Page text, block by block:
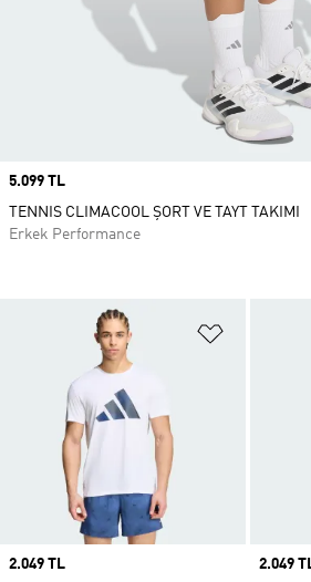
Favori
Price
2.049 TL
Price
2.049
Price
5.099 TL
TENNIS CLIMACOOL ŞORT VE TAYT TAKIMI
Erkek Performance